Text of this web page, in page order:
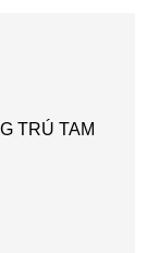
TRÚ TAM